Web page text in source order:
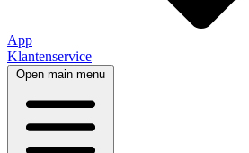
App
Klantenservice
Open main menu